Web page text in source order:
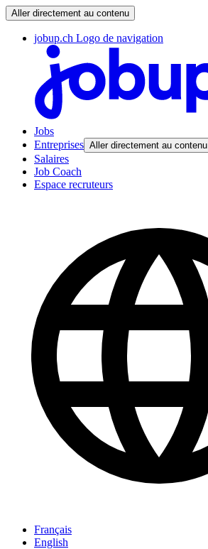
Aller directement au contenu
jobup.ch Logo de navigation
Jobs
Entreprises Aller directement au contenu
Salaires
Job Coach
Espace recruteurs
Français
English